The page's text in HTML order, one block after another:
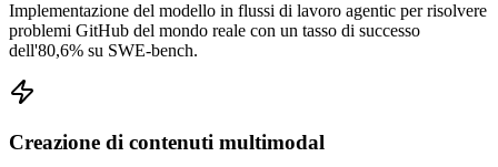
Implementazione del modello in flussi di lavoro agentic per risolvere
problemi GitHub del mondo reale con un tasso di successo
dell'80,6% su SWE-bench.
Creazione di contenuti multimodal